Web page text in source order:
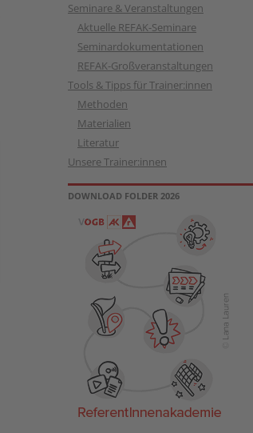
Seminare & Veranstaltungen
Aktuelle REFAK-Seminare
Seminardokumentationen
REFAK-Großveranstaltungen
Tools & Tipps für Trainer:innen
Methoden
Materialien
Literatur
Unsere Trainer:innen
DOWNLOAD FOLDER 2026